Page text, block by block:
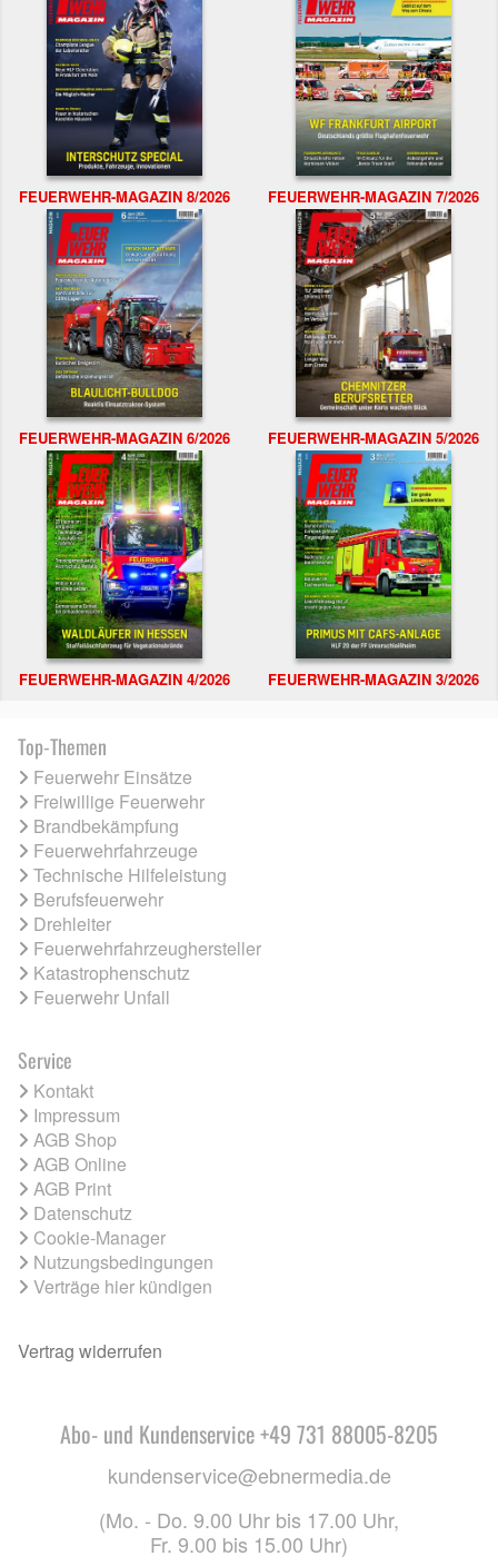
FEUERWEHR-MAGAZIN 8/2026 FEUERWEHR-MAGAZIN 7/2026
FEUERWEHR-MAGAZIN 6/2026 FEUERWEHR-MAGAZIN 5/2026
FEUERWEHR-MAGAZIN 4/2026 FEUERWEHR-MAGAZIN 3/2026
Top-Themen
Feuerwehr Einsätze
Freiwillige Feuerwehr
Brandbekämpfung
Feuerwehrfahrzeuge
Technische Hilfeleistung
Berufsfeuerwehr
Drehleiter
Feuerwehrfahrzeughersteller
Katastrophenschutz
Feuerwehr Unfall
Service
Kontakt
Impressum
AGB Shop
AGB Online
AGB Print
Datenschutz
Cookie-Manager
Nutzungsbedingungen
Verträge hier kündigen
Vertrag widerrufen
Abo- und Kundenservice +49 731 88005-8205
kundenservice@ebnermedia.de
(Mo. - Do. 9.00 Uhr bis 17.00 Uhr,
Fr. 9.00 bis 15.00 Uhr)